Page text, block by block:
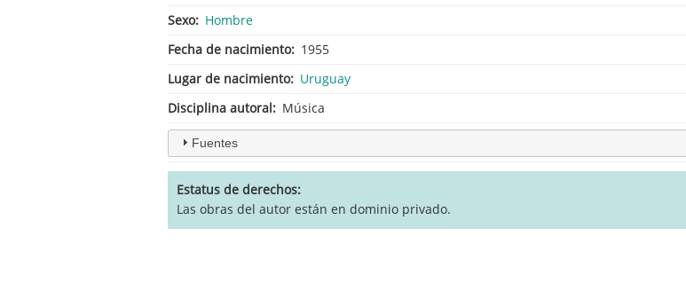
Sexo
Hombre
Fecha de nacimiento
1955
Lugar de nacimiento
Uruguay
Disciplina autoral
Música
Fuentes
Estatus de derechos
Las obras del autor están en dominio privado.